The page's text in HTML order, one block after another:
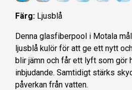
Färg: Ljusblå
Denna glasfiberpool i Motala
ljusblå kulör för att ge ett nytt
blir jämn och får ett lyft som gör
inbjudande. Samtidigt stärks
påverkan från vatten.